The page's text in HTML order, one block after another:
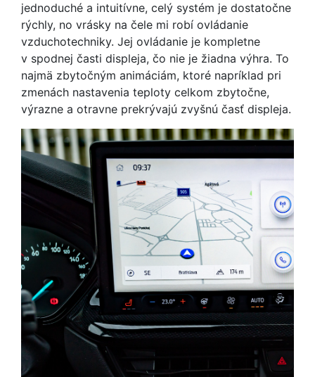
jednoduché a intuitívne, celý systém je dostatočne
rýchly, no vrásky na čele mi robí ovládanie
vzduchotechniky. Jej ovládanie je kompletne
v spodnej časti displeja, čo nie je žiadna výhra. To
najmä zbytočným animáciám, ktoré napríklad pri
zmenách nastavenia teploty celkom zbytočne,
výrazne a otravne prekrývajú zvyšnú časť displeja.